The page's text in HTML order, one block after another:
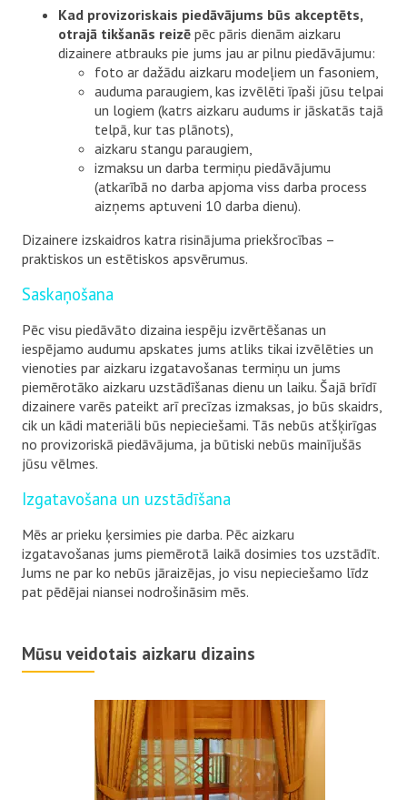
Kad provizoriskais piedāvājums būs akceptēts,
otrajā tikšanās reizē pēc pāris dienām aizkaru
dizainere atbrauks pie jums jau ar pilnu piedāvājumu:
foto ar dažādu aizkaru modeļiem un fasoniem,
auduma paraugiem, kas izvēlēti īpaši jūsu telpai
un logiem (katrs aizkaru audums ir jāskatās tajā
telpā, kur tas plānots),
aizkaru stangu paraugiem,
izmaksu un darba termiņu piedāvājumu
(atkarībā no darba apjoma viss darba process
aizņems aptuveni 10 darba dienu).
Dizainere izskaidros katra risinājuma priekšrocības –
praktiskos un estētiskos apsvērumus.
Saskaņošana
Pēc visu piedāvāto dizaina iespēju izvērtēšanas un
iespējamo audumu apskates jums atliks tikai izvēlēties un
vienoties par aizkaru izgatavošanas termiņu un jums
piemērotāko aizkaru uzstādīšanas dienu un laiku. Šajā brīdī
dizainere varēs pateikt arī precīzas izmaksas, jo būs skaidrs,
cik un kādi materiāli būs nepieciešami. Tās nebūs atšķirīgas
no provizoriskā piedāvājuma, ja būtiski nebūs mainījušās
jūsu vēlmes.
Izgatavošana un uzstādīšana
Mēs ar prieku ķersimies pie darba. Pēc aizkaru
izgatavošanas jums piemērotā laikā dosimies tos uzstādīt.
Jums ne par ko nebūs jāraizējas, jo visu nepieciešamo līdz
pat pēdējai niansei nodrošināsim mēs.
Mūsu veidotais aizkaru dizains